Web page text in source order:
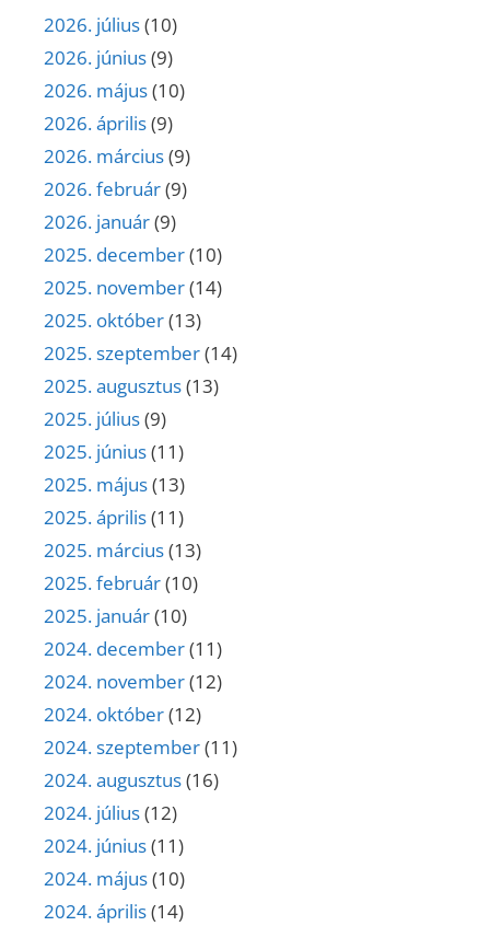
2026. július(10)
2026. június(9)
2026. május(10)
2026. április(9)
2026. március(9)
2026. február(9)
2026. január(9)
2025. december(10)
2025. november(14)
2025. október(13)
2025. szeptember(14)
2025. augusztus(13)
2025. július(9)
2025. június(11)
2025. május(13)
2025. április(11)
2025. március(13)
2025. február(10)
2025. január(10)
2024. december(11)
2024. november(12)
2024. október(12)
2024. szeptember(11)
2024. augusztus(16)
2024. július(12)
2024. június(11)
2024. május(10)
2024. április(14)